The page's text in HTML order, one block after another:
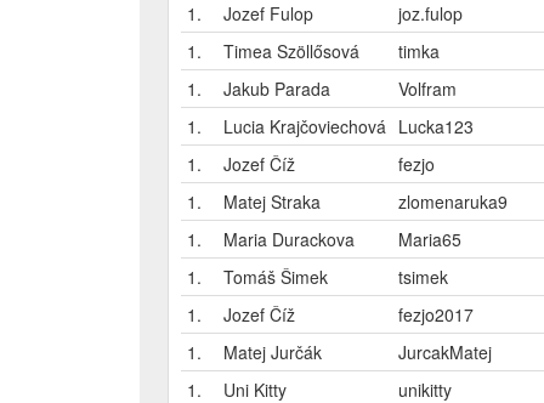
1.
Jozef Fulop
joz.fulop
1.
Timea Szöllősová
timka
1.
Jakub Parada
Volfram
1.
Lucia Krajčoviechová Lucka123
1.
Jozef Číž
fezjo
1.
Matej Straka
zlomenaruka9
1.
Maria Durackova
Maria65
1.
Tomáš Šimek
tsimek
1.
Jozef Číž
fezjo2017
1.
Matej Jurčák
JurcakMatej
1.
Uni Kitty
unikitty